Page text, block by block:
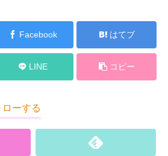
Facebook はてブ
LINE コピー
ーする